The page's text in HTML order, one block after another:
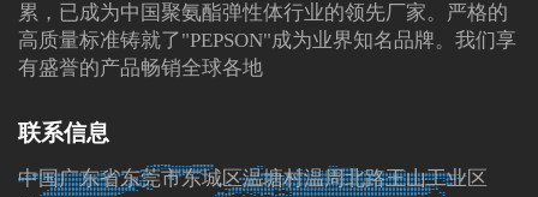
累，已成为中国聚氨酯弹性体行业的领先厂家。严格的
高质量标准铸就了"PEPSON"成为业界知名品牌。我们享
有盛誉的产品畅销全球各地
联系信息
中国广东省东莞市东城区温塘村温周北路王山工业区